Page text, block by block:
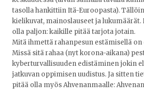
tasolla hankittiin Itä-Euroopasta).
kielikuvat, mainoslauseet ja lukumäärät.
olla paljon: kaikille pitää tarjota jotain.
Mitä ihmettä rahanpesun estämisellä on
Missä sitä rahaa (nyt korona-aikana)
kyberturvallisuuden edistäminen jokin
jatkuvan oppimisen uudistus. Ja sitten
pitää olla myös Ahvenanmaalle: